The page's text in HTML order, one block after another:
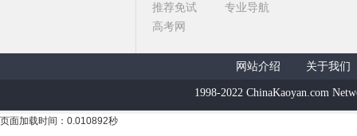
推荐免试
高考网
专业导航
网站介绍 关于我们
1998-2022 ChinaKaoyan.com
页面加载时间：0.010892秒